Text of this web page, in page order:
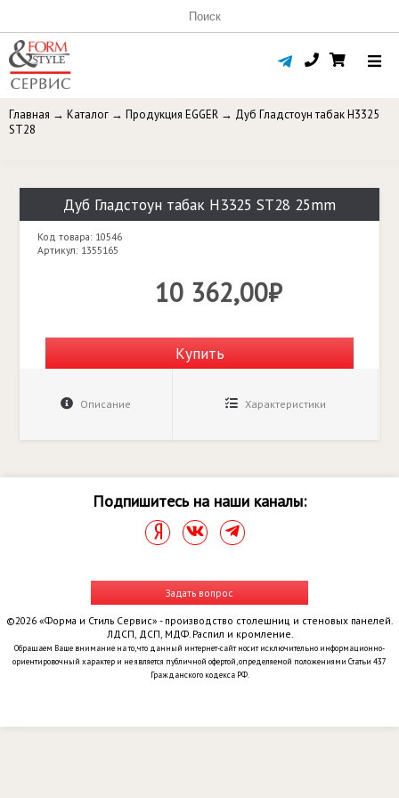
Главная → Каталог → Продукция EGGER → Дуб Гладстоун табак H3325
ST28
Дуб Гладстоун табак H3325 ST28 25mm
Код товара: 10546
Артикул: 1355165
10 362,00₽
Купить
Описание Характеристики
Подпишитесь на наши каналы:
Задать вопрос
©2026 «Форма и Стиль Сервис» - производство столешниц и стеновых панелей.
ЛДСП, ДСП, МДФ. Распил и кромление.
Обращаем Ваше внимание на то, что данный интернет-сайт носит исключительно информационно-
ориентировочный характер и не является публичной офертой, определяемой положениями Статьи 437
Гражданского кодекса РФ.